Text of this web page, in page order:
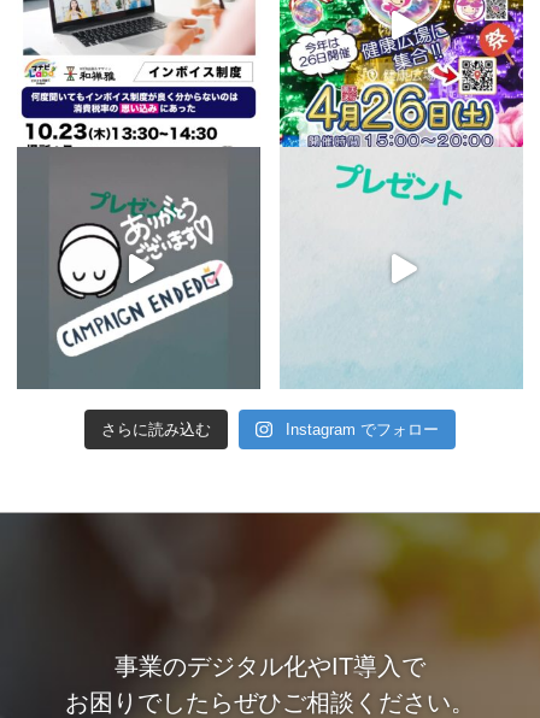
さらに読み込む Instagram でフォロー
事業のデジタル化やIT導入で
お困りでしたらぜひご相談ください。